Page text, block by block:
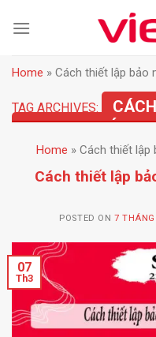
Home » Cách thiết lập bảo
TAG ARCHIVES:
CAO CHO GÓI
Home » Cách thiết lập
Cách thiết lập
POSTED ON 7
07
Th3